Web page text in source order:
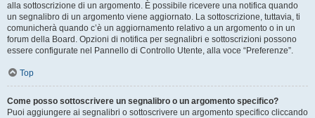
alla sottoscrizione di un argomento. È possibile ricevere una notifica quando
un segnalibro di un argomento viene aggiornato. La sottoscrizione, tuttavia, ti
comunicherà quando c’è un aggiornamento relativo a un argomento o in un
forum della Board. Opzioni di notifica per segnalibri e sottoscrizioni possono
essere configurate nel Pannello di Controllo Utente, alla voce “Preferenze”.
Top
Come posso sottoscrivere un segnalibro o un argomento specifico?
Puoi aggiungere ai segnalibri o sottoscrivere un argomento specifico cliccando